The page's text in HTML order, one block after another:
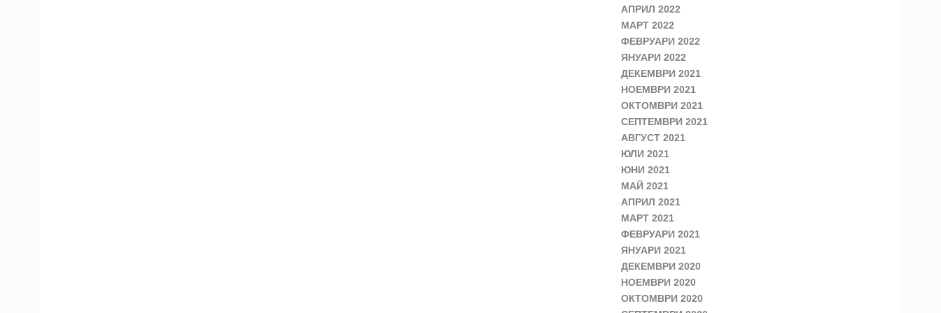
АПРИЛ 2022
МАРТ 2022
ФЕВРУАРИ 2022
ЯНУАРИ 2022
ДЕКЕМВРИ 2021
НОЕМВРИ 2021
ОКТОМВРИ 2021
СЕПТЕМВРИ 2021
АВГУСТ 2021
ЮЛИ 2021
ЮНИ 2021
МАЙ 2021
АПРИЛ 2021
МАРТ 2021
ФЕВРУАРИ 2021
ЯНУАРИ 2021
ДЕКЕМВРИ 2020
НОЕМВРИ 2020
ОКТОМВРИ 2020